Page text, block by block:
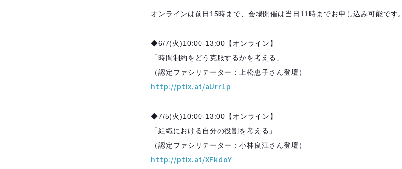
オンラインは前日15時まで、会場開催は当日11時までお申し込み可能です。
◆6/7(火)10:00-13:00【オンライン】
「時間制約をどう克服するかを考える」
（認定ファシリテーター：上松恵子さん登壇）
http://ptix.at/aUrr1p
◆7/5(火)10:00-13:00【オンライン】
「組織における自分の役割を考える」
（認定ファシリテーター：小林良江さん登壇）
http://ptix.at/XFkdoY